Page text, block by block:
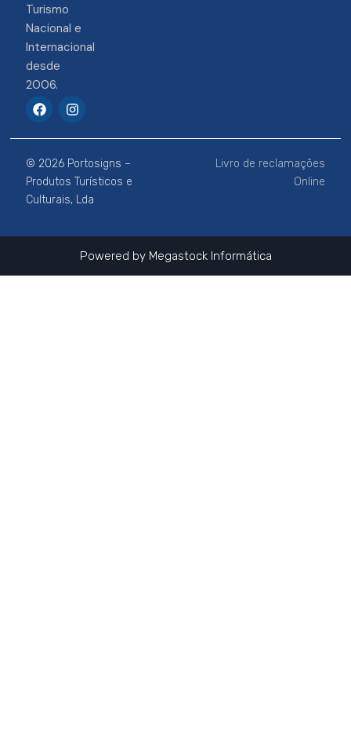
Turismo
Nacional e
Internacional
desde
2006.
F
a
e
b
o
o
k
I
n
t
a
g
r
a
m
© 2026 Portosigns –
Produtos Turísticos e
Culturais, Lda
Livro de reclamações
Online
Powered by Megastock Informática